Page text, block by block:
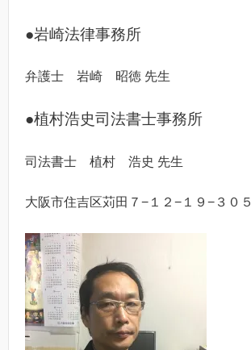
●岩崎法律事務所
弁護士 岩崎 昭徳 先生
●植村浩史司法書士事務所
司法書士 植村 浩史 先生
大阪市住吉区苅田７−１２−１９−３０５